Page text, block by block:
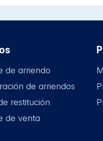
de arriendo
de arriendos
restitución
de venta